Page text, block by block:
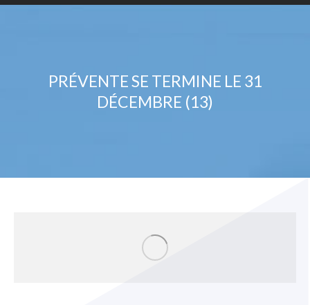
PRÉVENTE SE TERMINE LE 31
DÉCEMBRE (13)